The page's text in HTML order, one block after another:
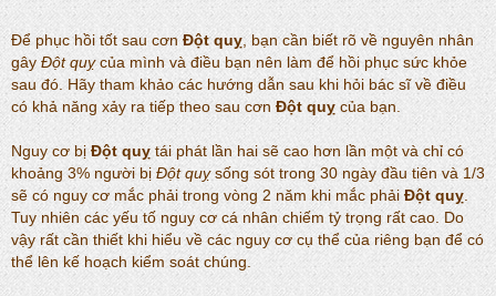
Để phục hồi tốt sau cơnĐột quỵ, bạn cần biết rõ về nguyên nhân
gây Đột quỵcủa mình và điều bạn nên làm để hồi phục sức khỏe
sau đó. Hãy tham khảo các hướng dẫn sau khi hỏi bác sĩ về điều
có khả năng xảy ra tiếp theo sau cơn Đột quỵ của bạn.
Nguy cơ bị Đột quỵ tái phát lần hai sẽ cao hơn lần một và chỉ có
khoảng 3% người bị Đột quỵsống sót trong 30 ngày đầu tiên và 1/3
sẽ có nguy cơ mắc phải trong vòng 2 năm khi mắc phải Đột quỵ.
Tuy nhiên các yếu tố nguy cơ cá nhân chiếm tỷ trọng rất cao. Do
vậy rất cần thiết khi hiểu về các nguy cơ cụ thể của riêng bạn để có
thể lên kế hoạch kiểm soát chúng.